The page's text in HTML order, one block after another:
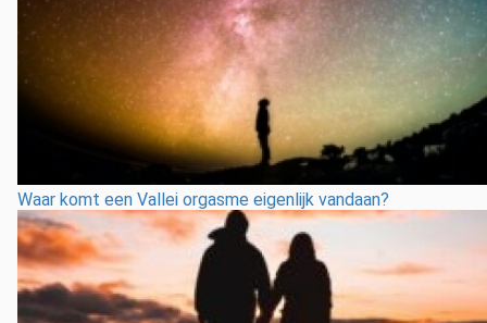
Waar komt een Vallei orgasme eigenlijk vandaan?